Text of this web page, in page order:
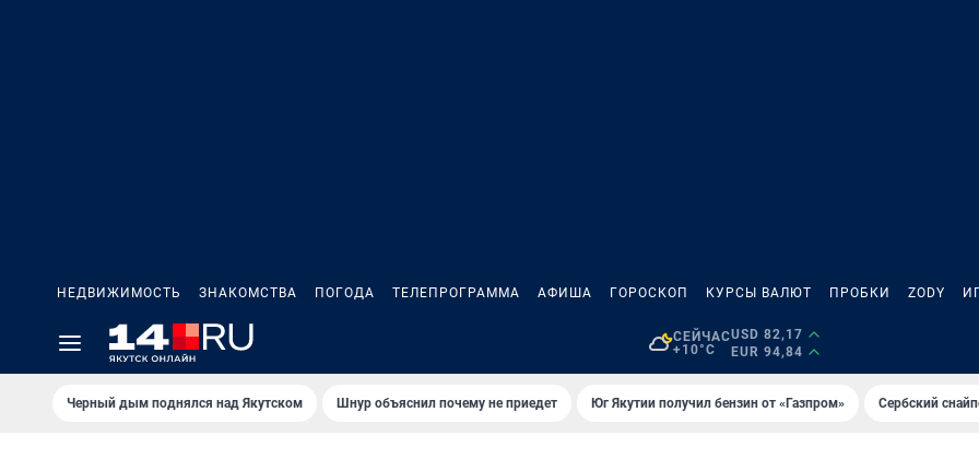
НЕДВИЖИМОСТЬ ЗНАКОМСТВА ПОГОДА ТЕЛЕПРОГРАММА АФИША ГОРОСКОП КУРСЫ ВАЛЮТ ПРОБКИ ZODY
СЕЙЧАС
+10°C
USD 82,17
EUR 94,84
Черный дым поднялся над Якутском Шнур объяснил почему не приедет Юг Якутии получил бензин от «Газпром» Сербский